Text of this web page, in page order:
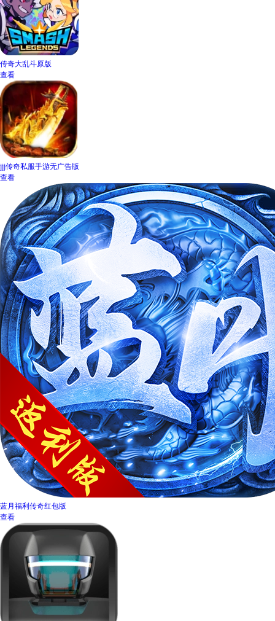
传奇大乱斗原版
查看
jjj传奇私服手游无广告版
查看
蓝月福利传奇红包版
查看